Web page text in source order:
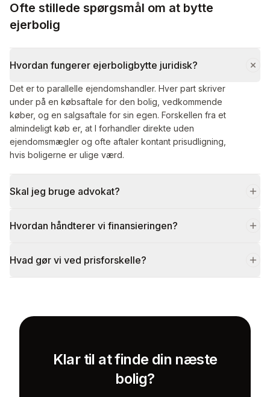
Ofte stillede spørgsmål om at bytte
ejerbolig
Hvordan fungerer ejerboligbytte juridisk?
Det er to parallelle ejendomshandler. Hver part skriver
under på en købsaftale for den bolig, vedkommende
køber, og en salgsaftale for sin egen. Forskellen fra et
almindeligt køb er, at I forhandler direkte uden
ejendomsmægler og ofte aftaler kontant prisudligning,
hvis boligerne er ulige værd.
Skal jeg bruge advokat?
Hvordan håndterer vi finansieringen?
Hvad gør vi ved prisforskelle?
Klar til at finde din næste
bolig?